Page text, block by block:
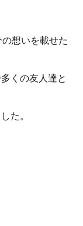
想いを載せた
くの友人達と
た。